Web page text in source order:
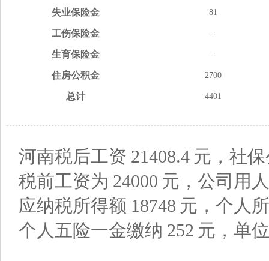
失业保险金 81
工伤保险金 --
生育保险金 --
住房公积金 2700
总计 4401
河南税后工资 21408.4元，社保
税前工资为 24000 元，公司用
应纳税所得额 18748 元，个人
个人五险一金缴纳 252 元，单